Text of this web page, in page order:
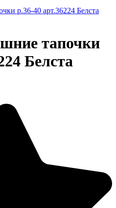
р.36-40 арт.36224 Белста
тапочки
Белста